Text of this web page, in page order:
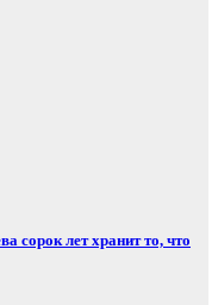
сорок лет хранит то, что